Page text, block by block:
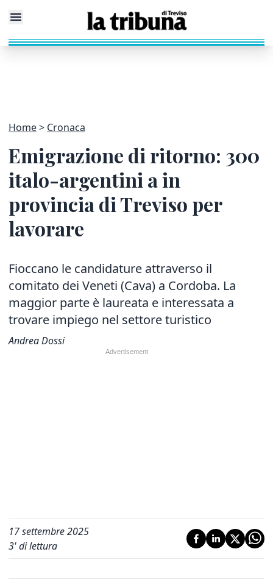
Home Cronaca
Emigrazione di ritorno: 300
italo-argentini a in
provincia di Treviso per
lavorare
Fioccano le candidature attraverso il
comitato dei Veneti (Cava) a Cordoba. La
maggior parte è laureata e interessata a
trovare impiego nel settore turistico
Andrea Dossi
17 settembre 2025
3' di lettura